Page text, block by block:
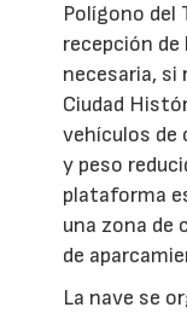
Polígono del
recepción de
necesaria, si
Ciudad
vehículos de
y peso
plataforma
una zona de
de
La nave se